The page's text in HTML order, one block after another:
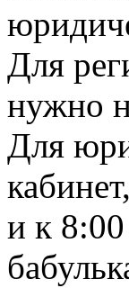
Для
нужно
Для
и к